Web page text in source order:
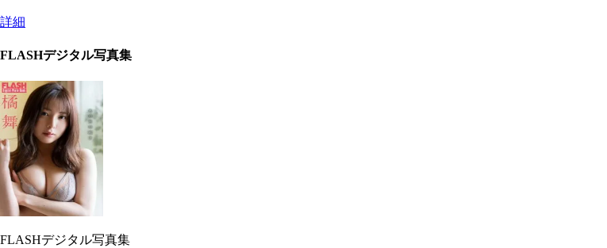
詳細
FLASHデジタル写真集
FLASHデジタル写真集